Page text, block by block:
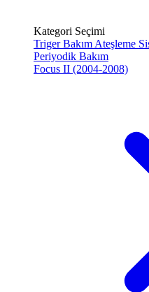
Kategori Seçimi
Triger Bakım Ateşleme
Periyodik Bakım
Focus II (2004-2008)